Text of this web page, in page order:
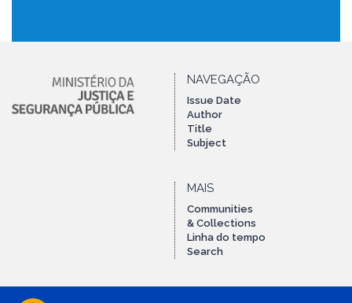
NAVEGAÇÃO
Issue Date
Author
Title
Subject
MAIS
Communities
& Collections
Linha do tempo
Search